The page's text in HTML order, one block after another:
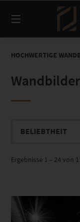
zum
Inhalt
HOCHWERTIGE
Ergebnisse 1 – 24 von